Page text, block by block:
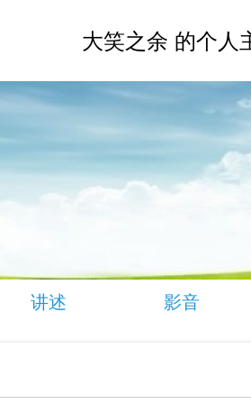
大笑之余 的个人
讲述 影音